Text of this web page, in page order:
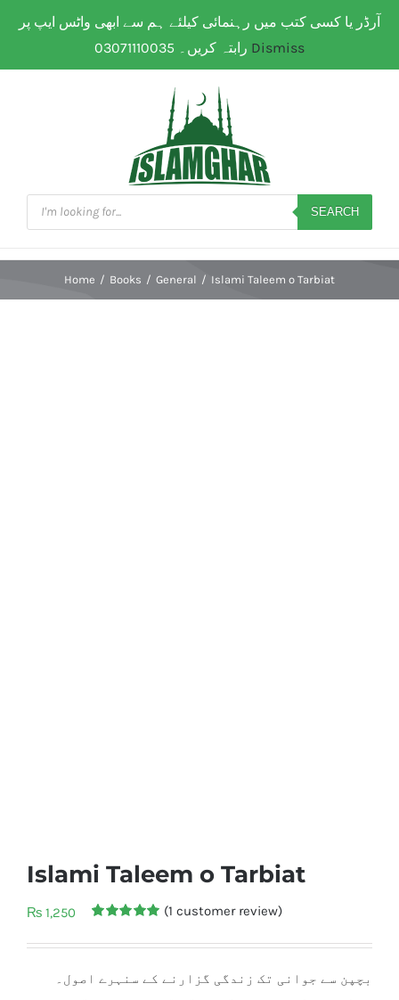
آرڈر یا کسی کتب میں رہنمائی کیلئے ہم سے ابھی واٹس ایپ پر
Dismiss
WhatsApp: 0307 111 00 35 | Flat Shipping Rate:200
Products
search
SEARCH
Home / Books / General / Islami Taleem o Tarbiat
Islami Taleem o Tarbiat
₨ 1,250
out of 5
rating
(1 customer review)
بچپن سے جوانی تک زندگی گزارنے کے سنہرے اصول۔